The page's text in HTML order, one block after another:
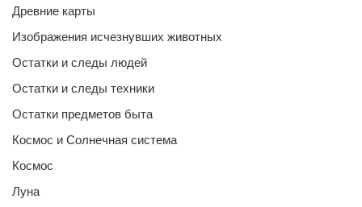
Древние карты
Изображения исчезнувших животных
Остатки и следы людей
Остатки и следы техники
Остатки предметов быта
Космос и Солнечная система
Космос
Луна